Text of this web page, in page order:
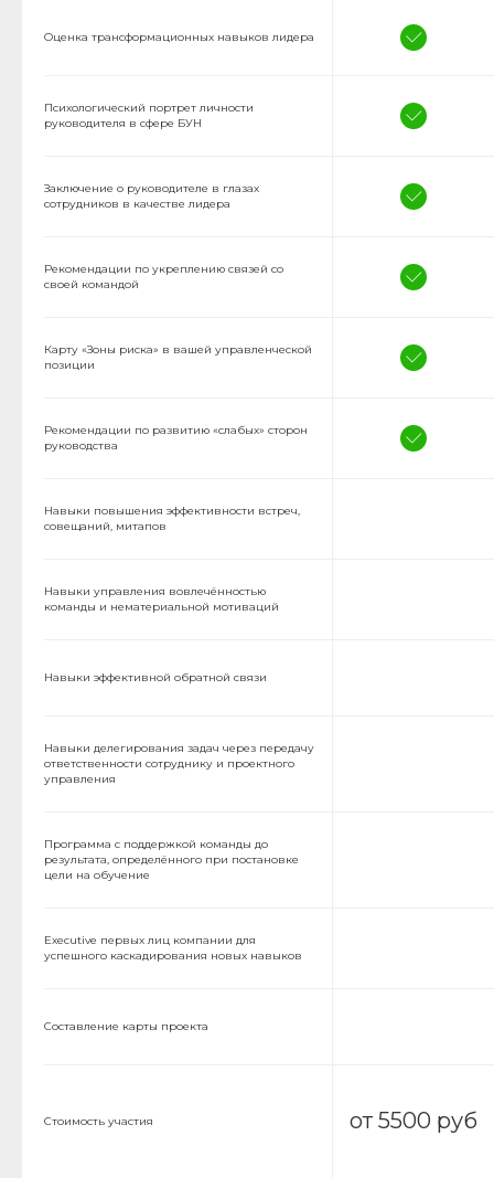
Оценка трансформационных навыков лидера
Психологический портрет личности
руководителя в сфере БУН
Заключение о руководителе в глазах
сотрудников в качестве лидера
Рекомендации по укреплению связей со
своей командой
Карту «Зоны риска» в вашей управленческой
позиции
Рекомендации по развитию «слабых» сторон
руководства
Навыки повышения эффективности встреч,
совещаний, митапов
Навыки управления вовлечённостью
команды и нематериальной мотиваций
Навыки эффективной обратной связи
Навыки делегирования задач через передачу
ответственности сотруднику и проектного
управления
Программа с поддержкой команды до
результата, определённого при постановке
цели на обучение
Executive первых лиц компании для
успешного каскадирования новых навыков
Составление карты проекта
Стоимость участия от 5500 руб